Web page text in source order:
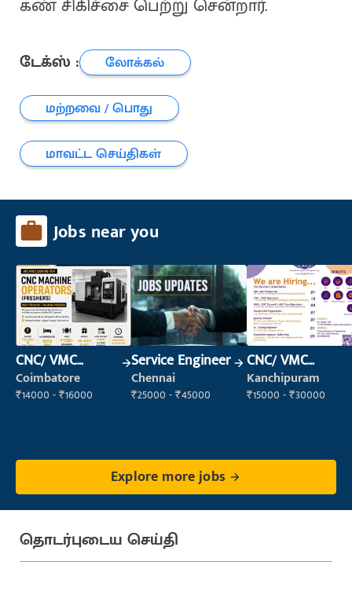
கண் சிகிச்சை பெற்று சென்றார்.
டேக்ஸ் :
லோக்கல்
மற்றவை / பொது
மாவட்ட செய்திகள்
Jobs near you
CNC/ VMC
Operator
Coimbatore
₹14000 - ₹16000
Service Engineer
Chennai
₹25000 - ₹45000
CNC/ VMC
Operator
Kanchipuram
₹15000 - ₹30000
Explore more jobs
தொடர்புடைய செய்தி